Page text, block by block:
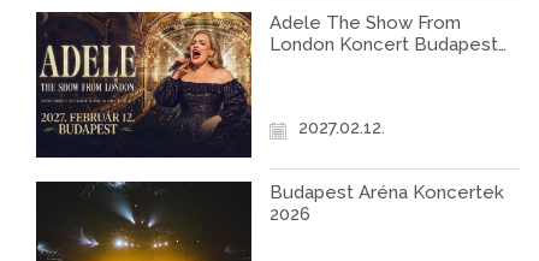
Adele The Show From
London Koncert Budapest
2027.02.12.
Budapest Aréna Koncertek
2026